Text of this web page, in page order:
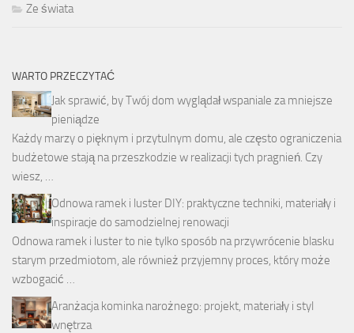
Ze świata
WARTO PRZECZYTAĆ
Jak sprawić, by Twój dom wyglądał wspaniale za mniejsze
pieniądze
Każdy marzy o pięknym i przytulnym domu, ale często ograniczenia
budżetowe stają na przeszkodzie w realizacji tych pragnień. Czy
wiesz, …
Odnowa ramek i luster DIY: praktyczne techniki, materiały i
inspiracje do samodzielnej renowacji
Odnowa ramek i luster to nie tylko sposób na przywrócenie blasku
starym przedmiotom, ale również przyjemny proces, który może
wzbogacić …
Aranżacja kominka narożnego: projekt, materiały i styl
wnętrza